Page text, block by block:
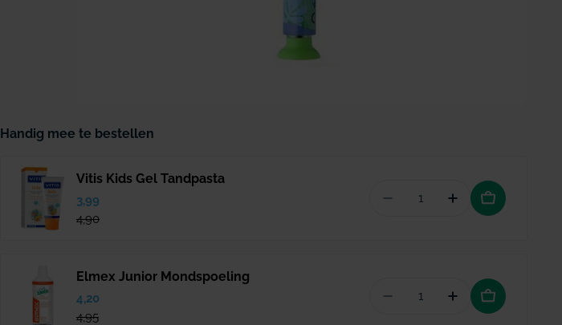
Handig mee te bestellen
Vitis Kids Gel Tandpasta
Verkoopprijs
3,99
Normale
prijs
4,90
Aantal verminderen voor
Hoeveelheid
Elmex Junior Mondspoeling
Verkoopprijs
4,20
Normale
prijs
4,95
Aantal verminderen
Hoeveelheid